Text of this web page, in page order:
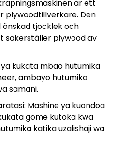
är ett
plywoodtillverkare. Den
tjocklek och
säkerställer plywood av
kukata mbao hutumika
ambayo hutumika
samani.
Mashine ya kuondoa
gome kutoka kwa
katika uzalishaji wa